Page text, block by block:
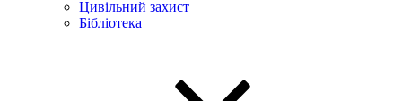
Цивільний захист
Бібліотека